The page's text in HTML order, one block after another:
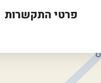
פרטי התקשרות